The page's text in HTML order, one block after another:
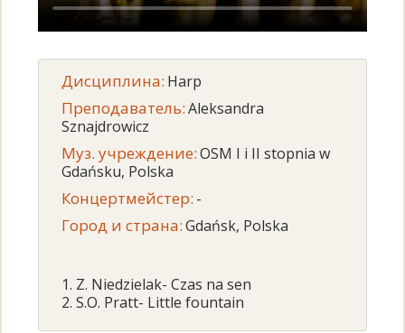
Дисциплина: Harp
Преподаватель:Aleksandra
Sznajdrowicz
Муз. учреждение:OSM I i II stopnia w
Gdańsku, Polska
Концертмейстер: -
Город и страна:Gdańsk, Polska
1. Z. Niedzielak- Czas na sen
2. S.O. Pratt- Little fountain